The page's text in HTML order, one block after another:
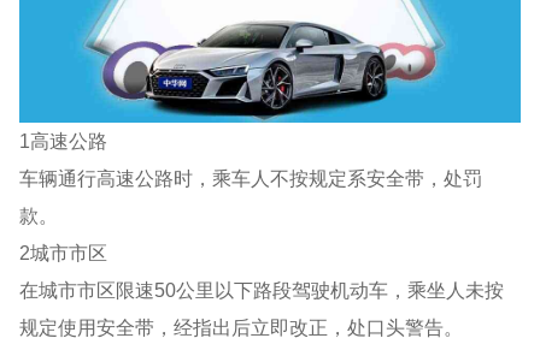
1高速公路
车辆通行高速公路时，乘车人不按规定系安全带，处罚
款。
2城市市区
在城市市区限速50公里以下路段驾驶机动车，乘坐人未按
规定使用安全带，经指出后立即改正，处口头警告。